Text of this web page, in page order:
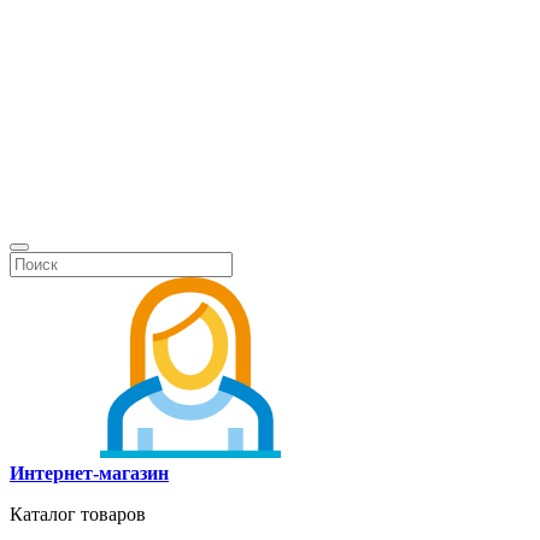
Интернет-магазин
Каталог товаров